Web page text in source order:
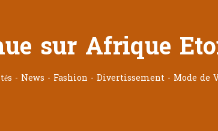
sur Afrique
- News - Fashion - Divertissement - Mode de